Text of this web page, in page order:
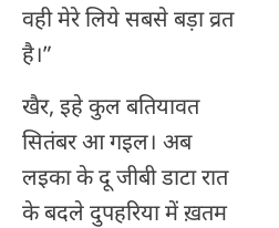
वही मेरे लिये सबसे बड़ा व्रत
है।”
खैर, इहे कुल बतियावत
सितंबर आ गइल। अब
लइका के दू जीबी डाटा रात
के बदले दुपहरिया में ख़तम